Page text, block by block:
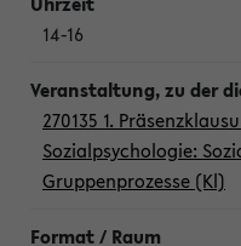
14-16
270135 1.
Sozialpsychologie:
Gruppenprozesse (Kl)